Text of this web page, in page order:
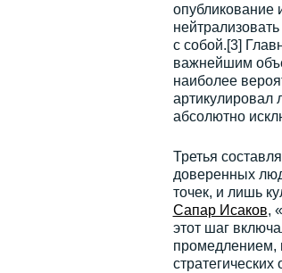
опубликование
с собой.[3]
важнейшим
наиболее
артикулировал
абсолютно
Третья
доверенных
точек, и лишь
Сапар Исаков,
этот шаг
промедлением,